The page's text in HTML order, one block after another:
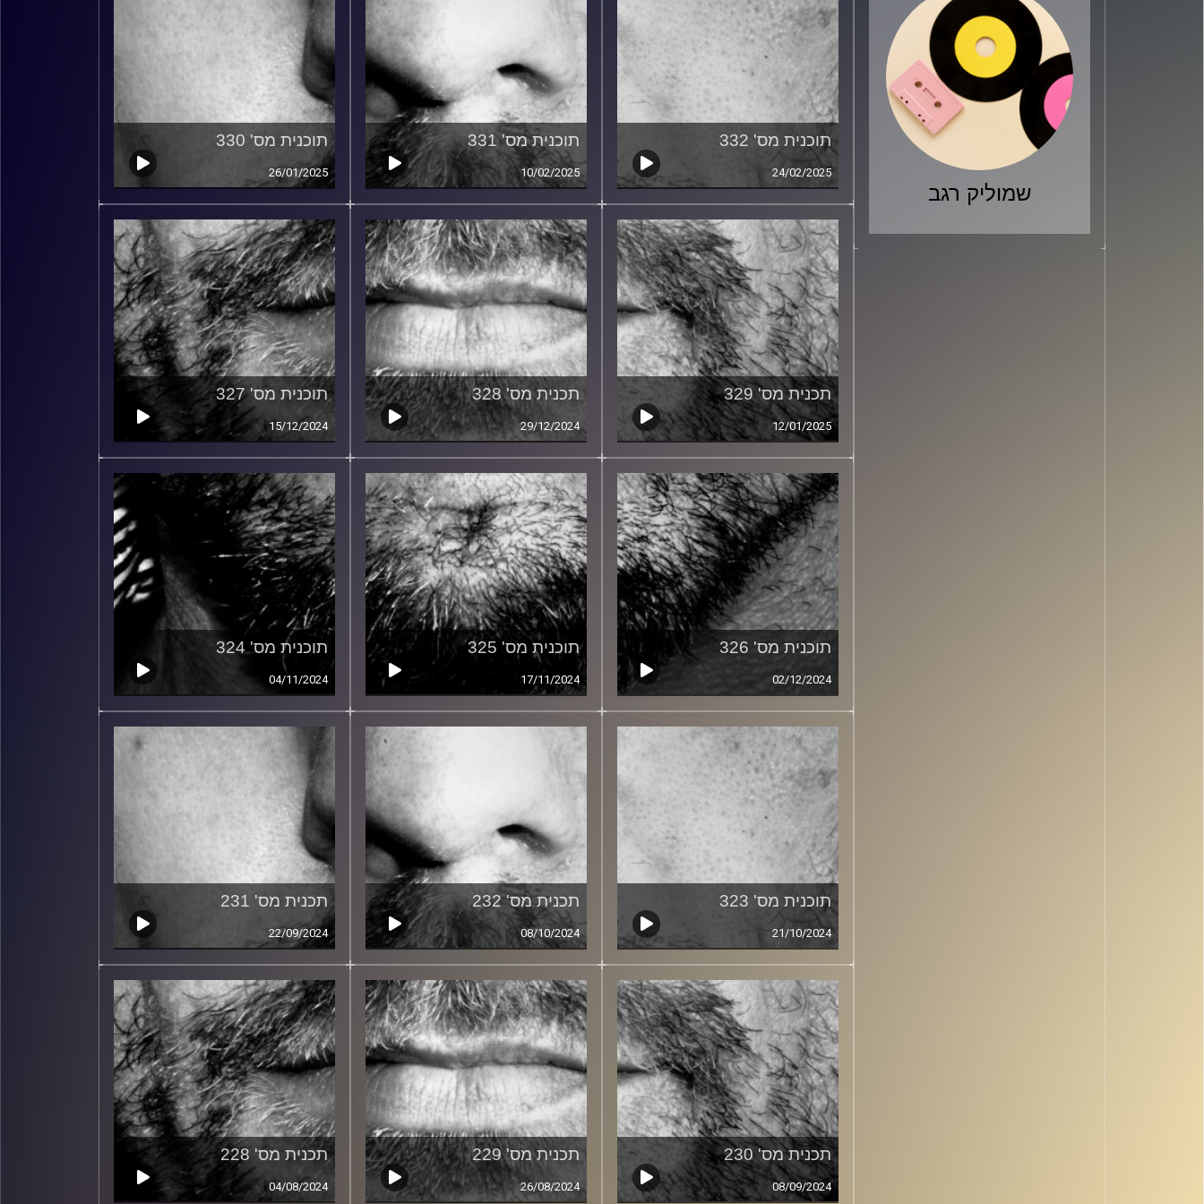
שמוליק רגב
תוכנית מס' 332
24/02/2025
תוכנית מס' 331
10/02/2025
תוכנית מס' 330
26/01/2025
תכנית מס' 329
12/01/2025
תכנית מס' 328
29/12/2024
תוכנית מס' 327
15/12/2024
תוכנית מס' 326
02/12/2024
תוכנית מס' 325
17/11/2024
תוכנית מס' 324
04/11/2024
תוכנית מס' 323
21/10/2024
תכנית מס' 232
08/10/2024
תכנית מס' 231
22/09/2024
תכנית מס' 230
08/09/2024
תכנית מס' 229
26/08/2024
תכנית מס' 228
04/08/2024